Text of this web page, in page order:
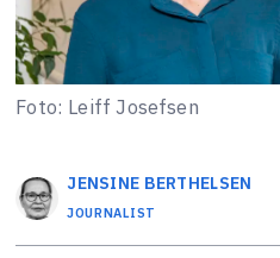
Foto: Leiff Josefsen
JENSINE BERTHELSEN
JOURNALIST